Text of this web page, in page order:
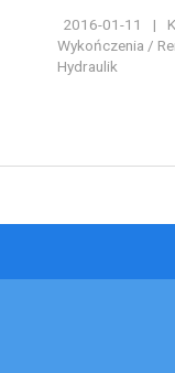
2016-01-11 |
Wykończenia /
Hydraulik